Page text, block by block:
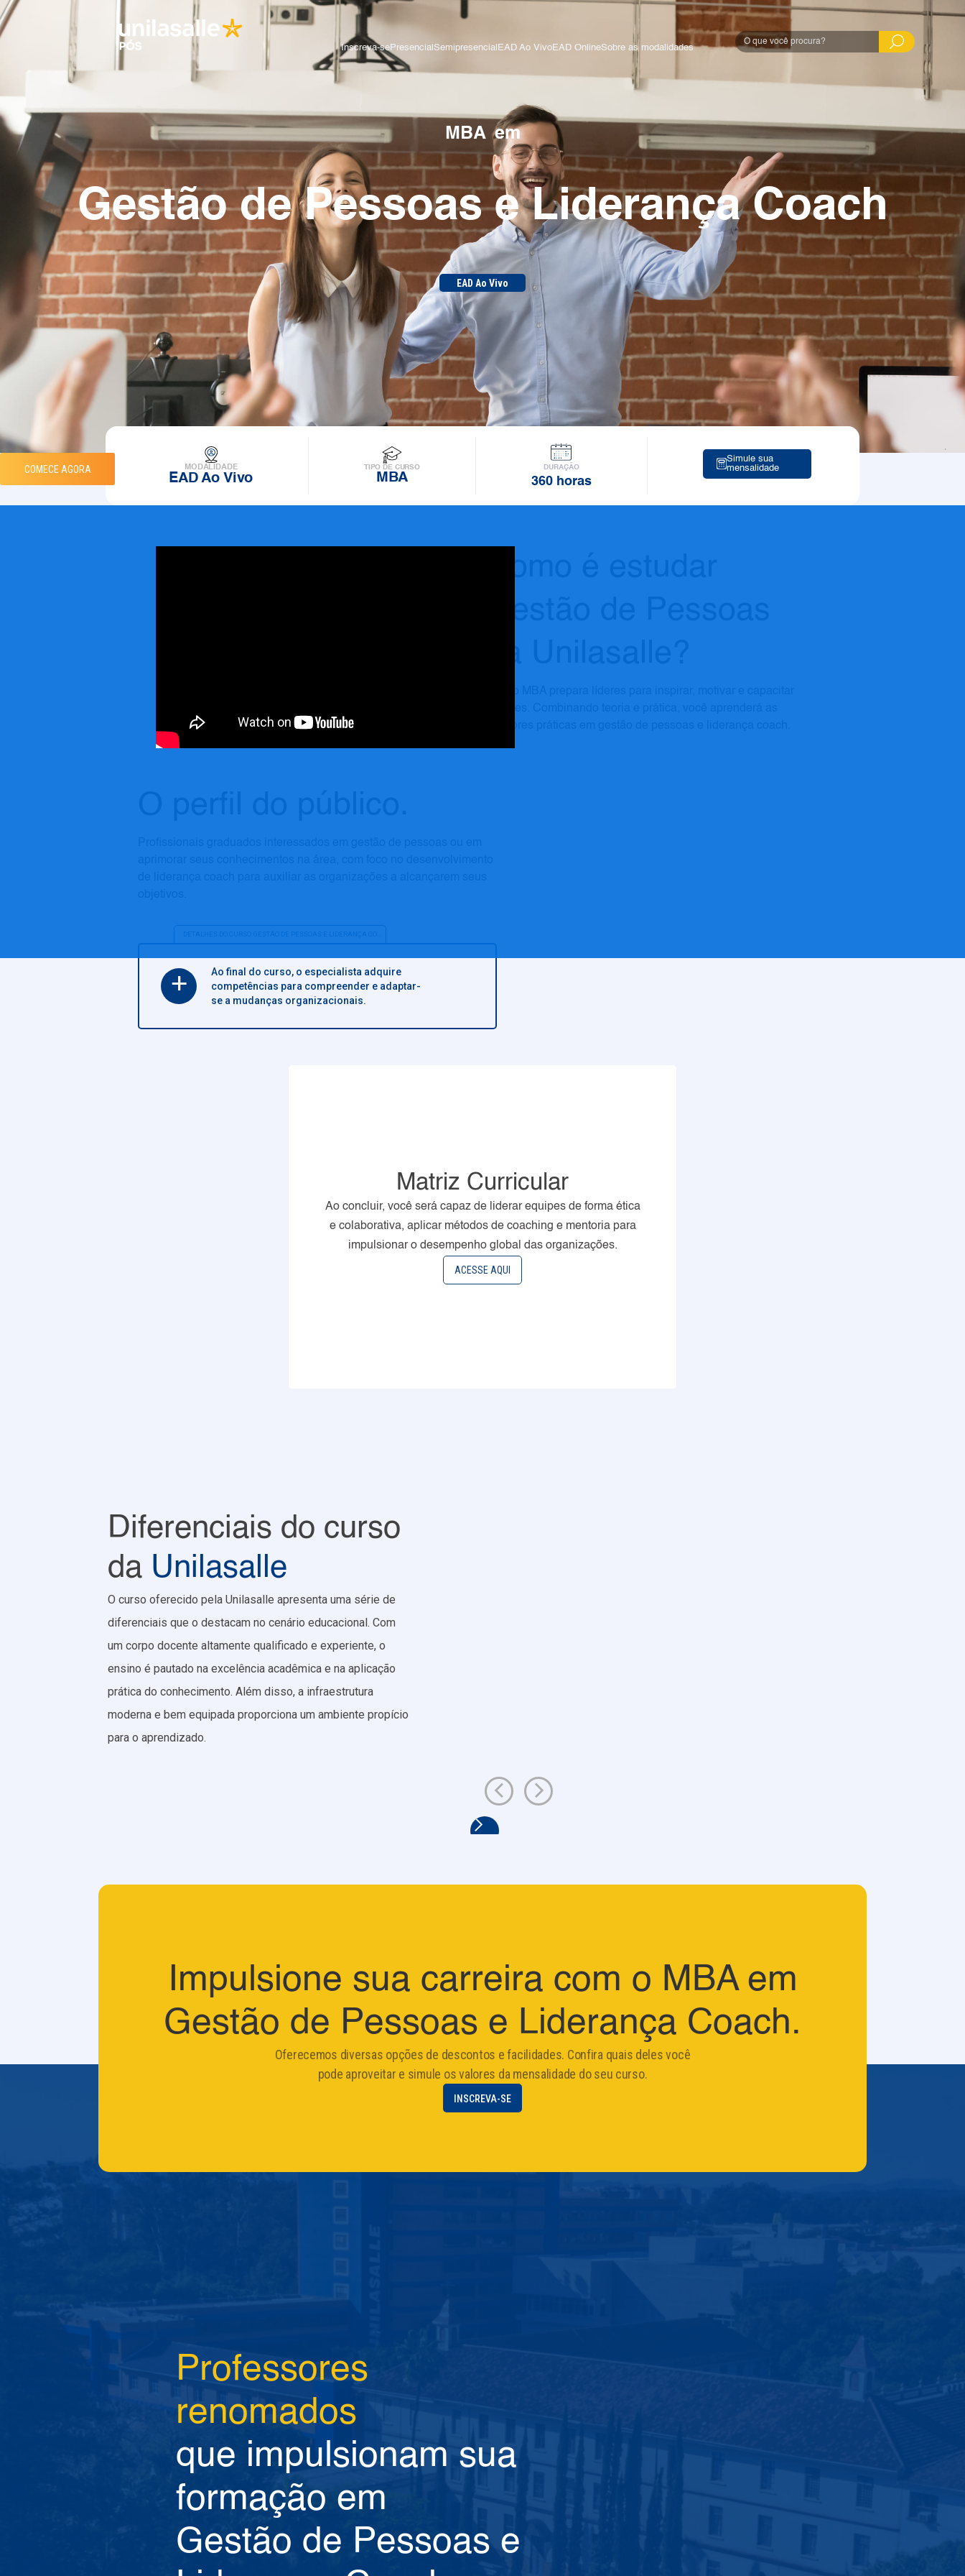
Inscreva-sePresencialSemipresencial EAD Ao VivoEAD OnlineSobre as modalidades
MBA em
Gestão de Pessoas e Liderança Coach
EAD Ao Vivo
MODALIDADE
EAD Ao Vivo
TIPO DE CURSO
MBA
DURAÇÃO
360 horas
Simule sua
mensalidade
COMECE AGORA
DETALHES DO CURSO
+
Ao final do curso, o especialista adquire
competências para compreender e adaptar-
se a mudanças organizacionais.
Matriz Curricular
Ao concluir, você será capaz de liderar equipes de forma ética
e colaborativa, aplicar métodos de coaching e mentoria para
impulsionar o desempenho global das organizações.
ACESSE AQUI
Diferenciais do curso
da Unilasalle
O curso oferecido pela Unilasalle apresenta uma série de
diferenciais que o destacam no cenário educacional. Com
um corpo docente altamente qualificado e experiente, o
ensino é pautado na excelência acadêmica e na aplicação
prática do conhecimento. Além disso, a infraestrutura
moderna e bem equipada proporciona um ambiente propício
para o aprendizado.
Impulsione sua carreira com o MBA em
Gestão de Pessoas e Liderança Coach.
Oferecemos diversas opções de descontos e facilidades. Confira quais deles você
pode aproveitar e simule os valores da mensalidade do seu curso.
INSCREVA-SE
Professores
renomados
que impulsionam sua
formação em
Gestão de Pessoas e